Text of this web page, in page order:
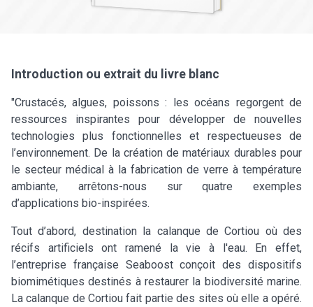
Introduction ou extrait du livre blanc
"Crustacés, algues, poissons : les océans regorgent de
ressources inspirantes pour développer de nouvelles
technologies plus fonctionnelles et respectueuses de
l’environnement. De la création de matériaux durables pour
le secteur médical à la fabrication de verre à température
ambiante, arrêtons-nous sur quatre exemples
d’applications bio-inspirées.
Tout d’abord, destination la calanque de Cortiou où des
récifs artificiels ont ramené la vie à l'eau. En effet,
l’entreprise française Seaboost conçoit des dispositifs
biomimétiques destinés à restaurer la biodiversité marine.
La calanque de Cortiou fait partie des sites où elle a opéré.